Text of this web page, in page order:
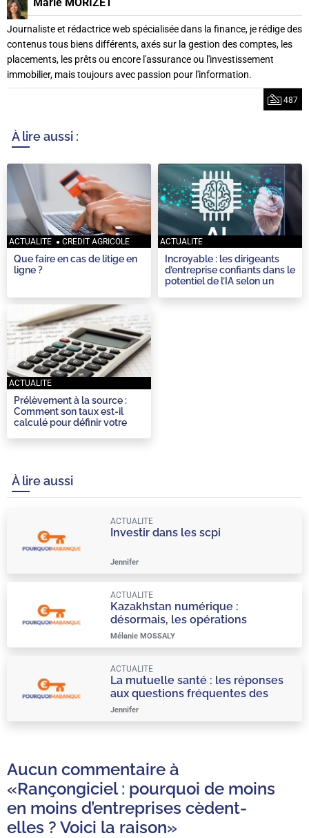
Journaliste et rédactrice web spécialisée dans la finance, je rédige des
contenus tous biens différents, axés sur la gestion des comptes, les
placements, les prêts ou encore l'assurance ou l'investissement
immobilier, mais toujours avec passion pour l'information.
487
À lire aussi :
Que faire en cas de litige en
ligne ?
ACTUALITE CREDIT AGRICOLE
Incroyable : les dirigeants
d’entreprise confiants dans le
potentiel de l’IA selon un
ACTUALITE
Prélèvement à la source :
Comment son taux est-il
calculé pour définir votre
ACTUALITE
À lire aussi
Investir dans les scpi
ACTUALITE
Jennifer
Kazakhstan numérique :
désormais, les opérations
bancaires dans l’application
Freedom Bank sont effectuées par
ACTUALITE
Mélanie MOSSALY
La mutuelle santé : les réponses
aux questions fréquentes des
assurés
ACTUALITE
Jennifer
Aucun commentaire à
«Rançongiciel : pourquoi de moins
en moins d’entreprises cèdent-
elles ? Voici la raison»